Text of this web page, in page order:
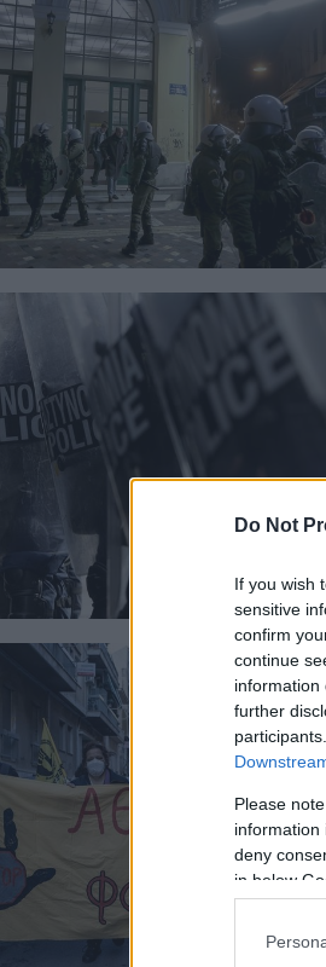
Do Not
If you wish
sensitive
confirm
continue
information
further
Please
information
deny
in below